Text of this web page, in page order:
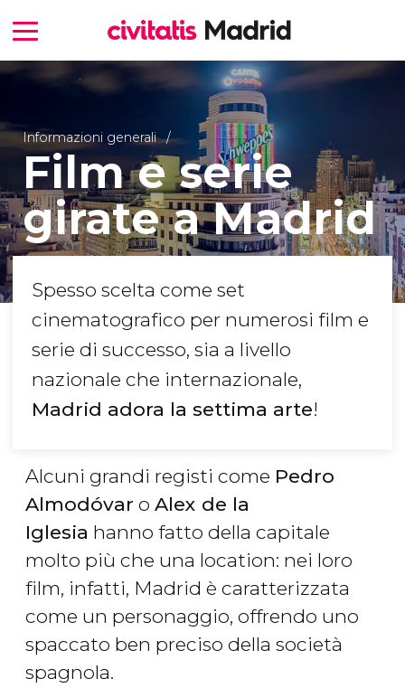
Informazioni generali
Film e serie
girate a Madrid
Spesso scelta come set
cinematografico per numerosi film e
serie di successo, sia a livello
nazionale che internazionale,
Madrid adora la settima arte!
Alcuni grandi registi come Pedro
Almodóvar o Alex de la
Iglesia hanno fatto della capitale
molto più che una location: nei loro
film, infatti, Madrid è caratterizzata
come un personaggio, offrendo uno
spaccato ben preciso della società
spagnola.